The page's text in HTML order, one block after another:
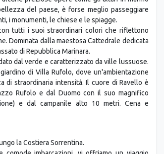
si trova la Chiesa Parrocchiale di Santa Maria
preziose opere come gli altari in marmo
del paese, è forse meglio passeggiare
i monumenti, le chiese e le spiagge.
tutti i suoi straordinari colori che riflettono
Dominata dalla maestosa Cattedrale dedicata
di Repubblica Marinara.
dal verde e caratterizzato da ville lussuose.
di Villa Rufolo, dove un'ambientazione
di straordinaria intensità. Il cuore di Ravello è
Rufolo e dal Duomo con il suo magnifico
e dal campanile alto 10 metri. Cena e